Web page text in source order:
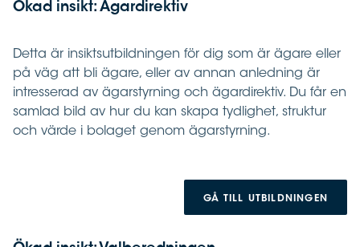
Ökad insikt: Ägardirektiv
Detta är insiktsutbildningen för dig som är ägare eller
på väg att bli ägare, eller av annan anledning är
intresserad av ägarstyrning och ägardirektiv. Du får en
samlad bild av hur du kan skapa tydlighet, struktur
och värde i bolaget genom ägarstyrning.
GÅ TILL UTBILDNINGEN